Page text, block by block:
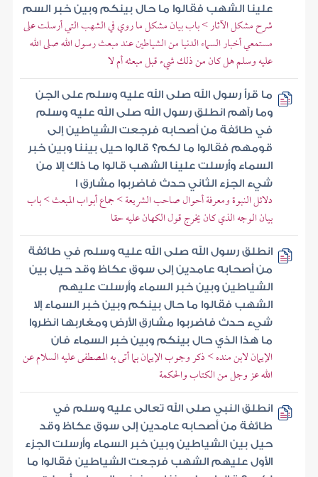
علينا الشهب فقالوا ما حال بينكم وبين خبر السم
شرح مشكل الآثار > باب بيان مشكل ما روي في الشهب التي أرسلت على
مستمعي أخبار السماء الدنيا من الشياطين عند مبعث رسول الله صلى الله
عليه وسلم هل كان من ذلك شيء قبل مبعثه أم لا
ما قرأ رسول الله صلى الله عليه وسلم على الجن
وما رآهم انطلق رسول الله صلى الله عليه وسلم
في طائفة من أصحابه فرجعت الشياطين إلى
قومهم فقالوا ما لكم؟ قالوا حيل بيننا وبين خبر
السماء وأرسلت علينا الشهب قالوا ما ذاك إلا من
شيء الجزء الثاني حدث فاضربوا مشارق ا
دلائل النبوة ومعرفة أحوال صاحب الشريعة > جماع أبواب المبعث > باب
بيان الوجه الذي كان يخرج قول الكهان عليه حقا
انطلق رسول الله صلى الله عليه وسلم في طائفة
من أصحابه عامدين إلى سوق عكاظ وقد حيل بين
الشياطين وبين خبر السماء وأرسلت عليهم
الشهب فقالوا ما حال بينكم وبين خبر السماء إلا
شيء حدث فاضربوا مشارق الأرض ومغاربها انظروا
ما هذا الذي حال بينكم وبين خبر السماء فان
الإيمان لابن منده > ذكر وجوب الإيمان بما أتى به المصطفى عليه السلام عن
الله عز وجل من الكتاب والحكمة
انطلق النبي صلى الله تعالى عليه وسلم في
طائفة من أصحابه عامدين إلى سوق عكاظ وقد
حيل بين الشياطين وبين خبر السماء وأرسلت الجزء
الأول عليهم الشهب فرجعت الشياطين فقالوا ما